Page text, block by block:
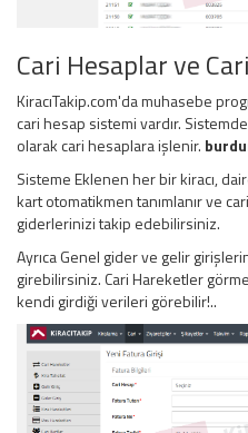
Cari Hesaplar ve
KiracıTakip.com'da muhasebe
cari hesap sistemi vardır.
olarak cari hesaplara işlenir.
Sisteme Eklenen her bir kiracı,
kart otomatikmen tanımlanır ve
giderlerinizi takip edebilirsiniz.
Ayrıca Genel gider ve gelir
girebilirsiniz. Cari Hareketler
kendi girdiği verileri görebilir!..